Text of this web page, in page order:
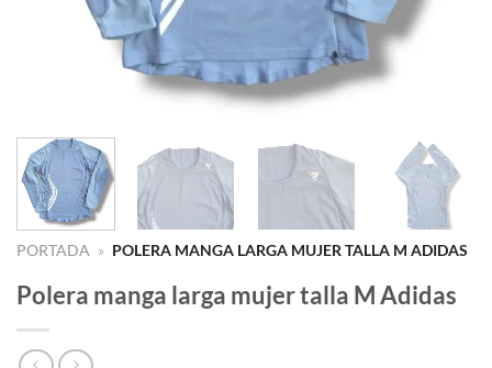
PORTADA » POLERA MANGA LARGA MUJER TALLA M ADIDAS
Polera manga larga mujer talla M Adidas